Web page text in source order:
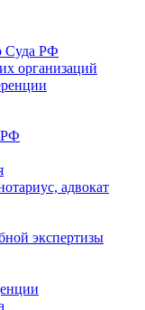
Суда РФ
организаций
РФ
адвокат
экспертизы